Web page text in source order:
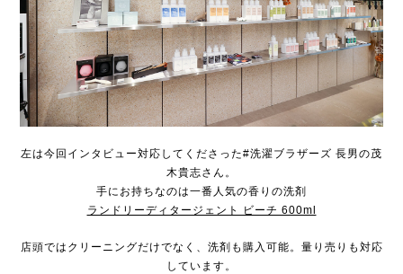
左は今回インタビュー対応してくださった#洗濯ブラザーズ 長男の茂
木貴志さん。
手にお持ちなのは一番人気の香りの洗剤
ランドリーディタージェント ビーチ 600ml
店頭ではクリーニングだけでなく、洗剤も購入可能。量り売りも対応
しています。